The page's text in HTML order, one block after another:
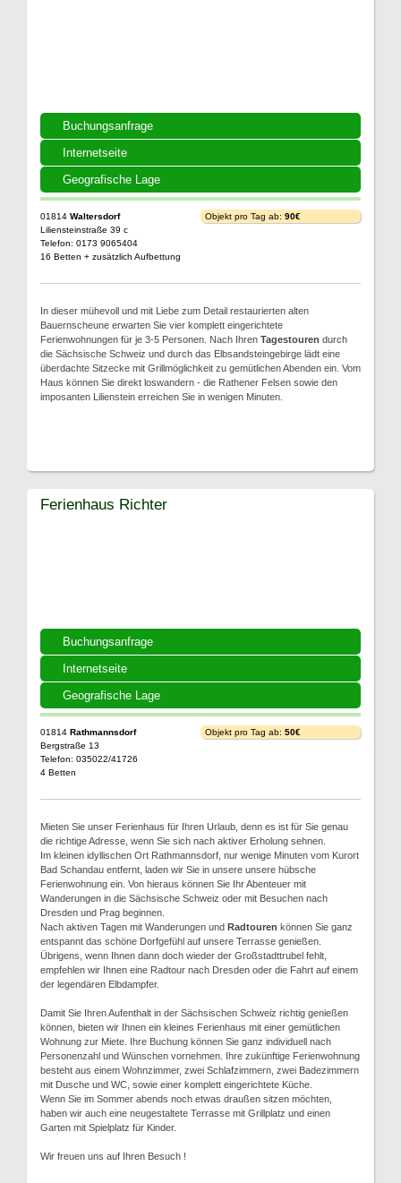
Buchungsanfrage
Internetseite
Geografische Lage
01814 Waltersdorf
Liliensteinstraße 39 c
Telefon: 0173 9065404
16 Betten + zusätzlich Aufbettung
Objekt pro Tag ab: 90€
In dieser mühevoll und mit Liebe zum Detail restaurierten alten
Bauernscheune erwarten Sie vier komplett eingerichtete
Ferienwohnungen für je 3-5 Personen. Nach Ihren Tagestouren durch
die Sächsische Schweiz und durch das Elbsandsteingebirge lädt eine
überdachte Sitzecke mit Grillmöglichkeit zu gemütlichen Abenden ein. Vom
Haus können Sie direkt loswandern - die Rathener Felsen sowie den
imposanten Lilienstein erreichen Sie in wenigen Minuten.
Buchungsanfrage
Internetseite
Geografische Lage
Ferienhaus Richter
01814 Rathmannsdorf
Bergstraße 13
Telefon: 035022/41726
4 Betten
Objekt pro Tag ab: 50€
Mieten Sie unser Ferienhaus für Ihren Urlaub, denn es ist für Sie genau
die richtige Adresse, wenn Sie sich nach aktiver Erholung sehnen.
Im kleinen idyllischen Ort Rathmannsdorf, nur wenige Minuten vom Kurort
Bad Schandau entfernt, laden wir Sie in unsere unsere hübsche
Ferienwohnung ein. Von hieraus können Sie Ihr Abenteuer mit
Wanderungen in die Sächsische Schweiz oder mit Besuchen nach
Dresden und Prag beginnen.
Nach aktiven Tagen mit Wanderungen und Radtouren können Sie ganz
entspannt das schöne Dorfgefühl auf unsere Terrasse genießen.
Übrigens, wenn Ihnen dann doch wieder der Großstadttrubel fehlt,
empfehlen wir Ihnen eine Radtour nach Dresden oder die Fahrt auf einem
der legendären Elbdampfer.
Damit Sie Ihren Aufenthalt in der Sächsischen Schweiz richtig genießen
können, bieten wir Ihnen ein kleines Ferienhaus mit einer gemütlichen
Wohnung zur Miete. Ihre Buchung können Sie ganz individuell nach
Personenzahl und Wünschen vornehmen. Ihre zukünftige Ferienwohnung
besteht aus einem Wohnzimmer, zwei Schlafzimmern, zwei Badezimmern
mit Dusche und WC, sowie einer komplett eingerichtete Küche.
Wenn Sie im Sommer abends noch etwas draußen sitzen möchten,
haben wir auch eine neugestaltete Terrasse mit Grillplatz und einen
Garten mit Spielplatz für Kinder.
Wir freuen uns auf Ihren Besuch !